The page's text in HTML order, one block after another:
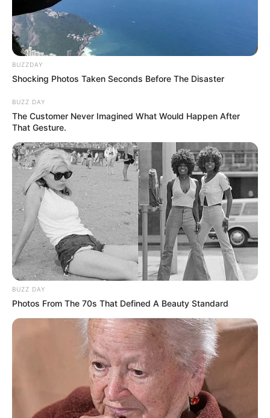
BUZZDAY
Shocking Photos Taken Seconds Before The Disaster
BUZZ DAY
The Customer Never Imagined What Would Happen After
That Gesture.
BUZZ DAY
Photos From The 70s That Defined A Beauty Standard